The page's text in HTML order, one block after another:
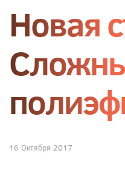
Новая
16 Октября 2017